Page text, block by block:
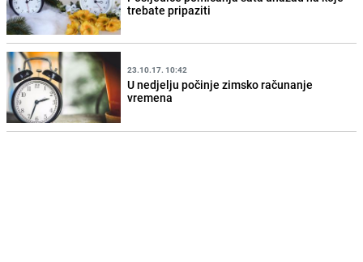
trebate pripaziti
23.10.17. 10:42
U nedjelju počinje zimsko računanje
vremena